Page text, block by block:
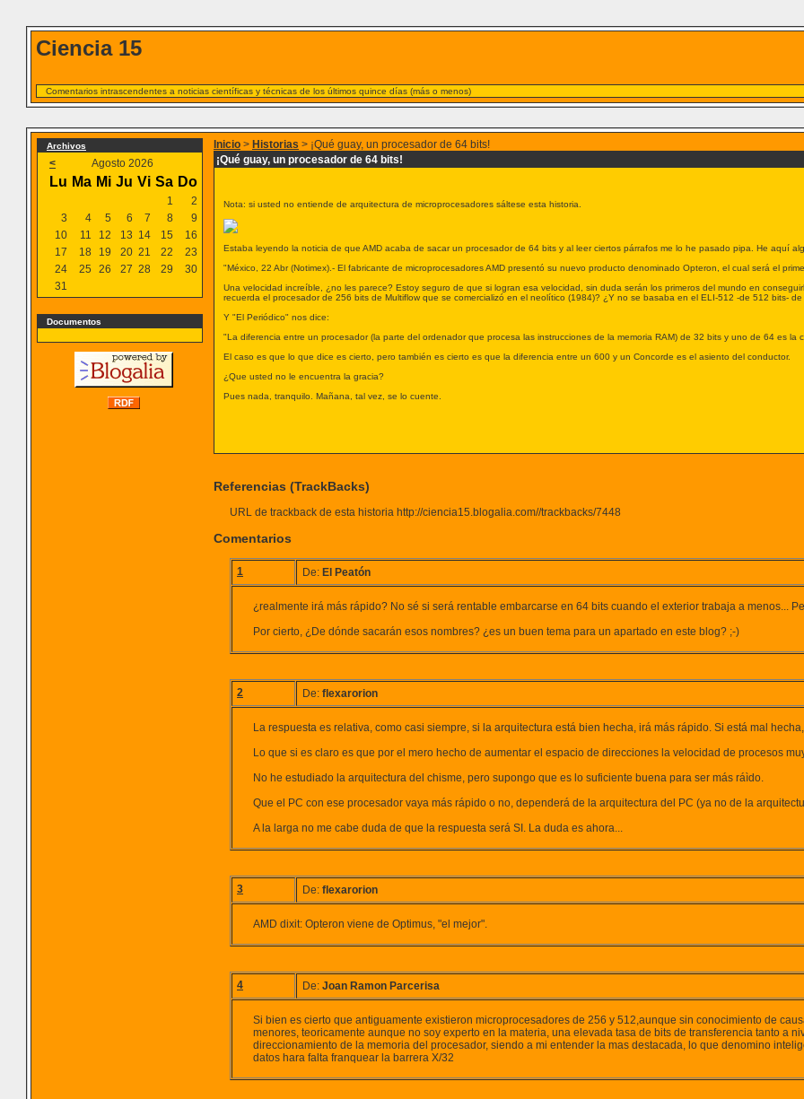
Ciencia 15
Comentarios intrascendentes a noticias científicas y técnicas de los últimos quince días (más o menos)
Archivos
< Agosto 2026
Lu Ma Mi Ju Vi Sa Do
1
2
3
4 5 6 7 8
9
10
11 12 13 14 15
16
17
18 19 20 21 22
23
24
25 26 27 28 29
30
31
Documentos
Inicio > Historias > ¡Qué guay, un procesador de 64 bits!
¡Qué guay, un procesador de 64 bits!
Nota: si usted no entiende de arquitectura de microprocesadores sáltese esta historia.
Estaba leyendo la noticia de que AMD acaba de sacar un procesador de 64 bits y al leer ciertos párrafos me lo he pasado pipa. He aquí
"México, 22 Abr (Notimex).- El fabricante de microprocesadores AMD presentó su nuevo producto denominado Opteron, el cual será el
Una velocidad increíble, ¿no les parece? Estoy seguro de que si logran esa velocidad, sin duda serán los primeros del mundo en
recuerda el procesador de 256 bits de Multiflow que se comercializó en el neolítico (1984)? ¿Y no se basaba en el ELI-512 -de 512 bits- de
Y "El Periódico" nos dice:
"La diferencia entre un procesador (la parte del ordenador que procesa las instrucciones de la memoria RAM) de 32 bits y uno de 64 es
El caso es que lo que dice es cierto, pero también es cierto es que la diferencia entre un 600 y un Concorde es el asiento del conductor.
¿Que usted no le encuentra la gracia?
Pues nada, tranquilo. Mañana, tal vez, se lo cuente.
Referencias (TrackBacks)
URL de trackback de esta historia http://ciencia15.blogalia.com//trackbacks/7448
Comentarios
1 De: El Peatón
¿realmente irá más rápido? No sé si será rentable embarcarse en 64 bits cuando el exterior trabaja a menos...
Por cierto, ¿De dónde sacarán esos nombres? ¿es un buen tema para un apartado en este blog? ;-)
2 De: flexarorion
La respuesta es relativa, como casi siempre, si la arquitectura está bien hecha, irá más rápido. Si está mal
Lo que si es claro es que por el mero hecho de aumentar el espacio de direcciones la velocidad de procesos
No he estudiado la arquitectura del chisme, pero supongo que es lo suficiente buena para ser más ráìdo.
Que el PC con ese procesador vaya más rápido o no, dependerá de la arquitectura del PC (ya no de la
A la larga no me cabe duda de que la respuesta será SI. La duda es ahora...
3 De: flexarorion
AMD dixit: Opteron viene de Optimus, "el mejor".
4 De: Joan Ramon Parcerisa
Si bien es cierto que antiguamente existieron microprocesadores de 256 y 512,aunque sin conocimiento de
menores, teoricamente aunque no soy experto en la materia, una elevada tasa de bits de transferencia tanto
direccionamiento de la memoria del procesador, siendo a mi entender la mas destacada, lo que denomino
datos hara falta franquear la barrera X/32